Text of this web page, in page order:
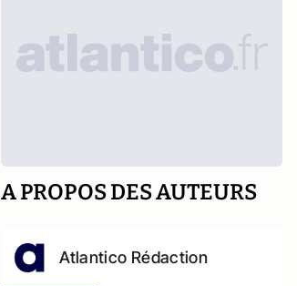
A PROPOS DES AUTEURS
Atlantico Rédaction